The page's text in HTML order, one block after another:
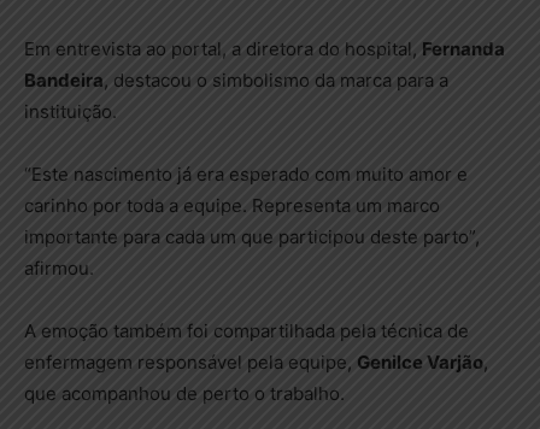
Em entrevista ao portal, a diretora do hospital, Fernanda
Bandeira, destacou o simbolismo da marca para a
instituição.
“Este nascimento já era esperado com muito amor e
carinho por toda a equipe. Representa um marco
importante para cada um que participou deste parto”,
afirmou.
A emoção também foi compartilhada pela técnica de
enfermagem responsável pela equipe, Genilce Varjão,
que acompanhou de perto o trabalho.